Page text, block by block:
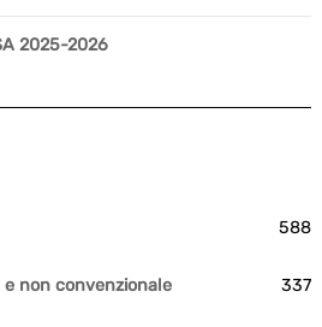
2025-2026
588
non convenzionale 337